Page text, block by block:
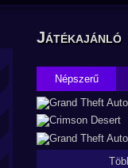
Játékajánló
Népszerű